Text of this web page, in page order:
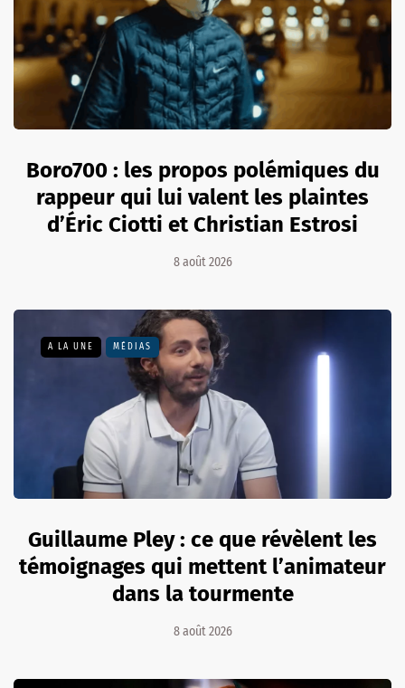
Boro700 : les propos polémiques du
rappeur qui lui valent les plaintes
d’Éric Ciotti et Christian Estrosi
8 août 2026
A LA UNE MÉDIAS
Guillaume Pley : ce que révèlent les
témoignages qui mettent l’animateur
dans la tourmente
8 août 2026